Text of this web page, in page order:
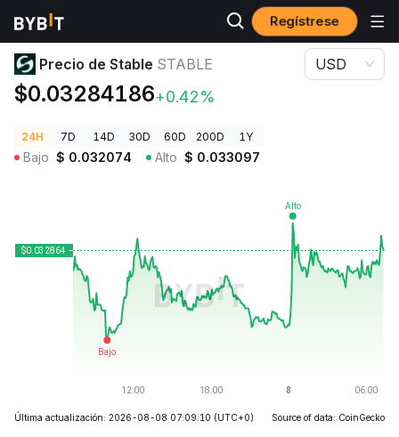
Regístrese
Precios de Criptomonedas Precio de ​​Stable STABLE
Precio de ​​Stable STABLE
$0.03284186+0.42%
USD
24H 7D 14D 30D 60D 200D 1Y
Bajo $ 0.032074 Alto $ 0.033097
Última actualización: 2026-08-08 07:09:10 (UTC+0) Source of data: CoinGecko